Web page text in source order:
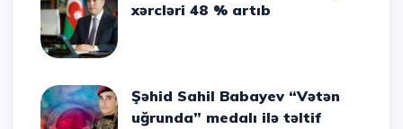
xərcləri 48 % artıb
Şəhid Sahil Babayev “Vətən
uğrunda” medalı ilə təltif